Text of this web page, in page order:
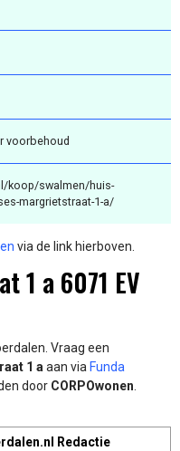
voorbehoud
koop/swalmen/huis-
margrietstraat-1-a/
via de link hierboven.
1 a 6071 EV
Vraag een
1 a aan via Funda
door CORPOwonen
Redactie